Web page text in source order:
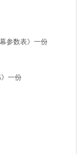
参数表》一份
一份